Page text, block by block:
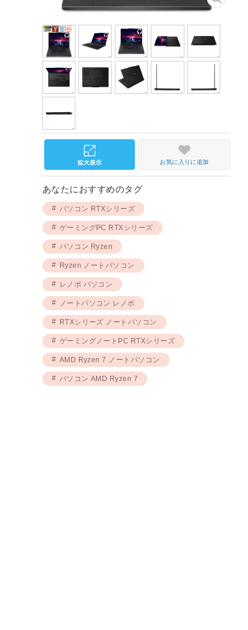
お気に入りに追加
あなたにおすすめのタグ
パソコン RTXシリーズ
ゲーミングPC RTXシリーズ
パソコン Ryzen
Ryzen ノートパソコン
レノボ パソコン
ノートパソコン レノボ
RTXシリーズ ノートパソコン
ゲーミングノートPC RTXシリーズ
AMD Ryzen 7 ノートパソコン
パソコン AMD Ryzen 7